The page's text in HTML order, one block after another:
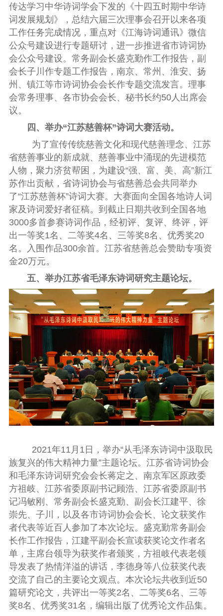
传达学习中华诗词学会下发的《十四五时期中华诗
词发展规划》，总结六届三次理事会召开以来各项
工作任务完成情况，重点对《江海诗词通讯》微信
公众号建设进行专题研讨，进一步推进省市诗词协
会公众号建设。常务副会长盛克勤作工作报告，副
会长子川作专题工作报告，南京、常州、淮安、扬
州、镇江等市诗词协会会长作专题交流发言。理事
会常务理事、各市协会会长、秘书长约50人出席会
议。
四、举办“江苏慈善杯”诗词大赛活动。
为了宣传传统慈善文化和现代慈善理念、江苏
省慈善事业的新成就、慈善事业中涌现的先进模范
人物，聚力济贫帮困，为建设“强、富、美、高”新江
苏作出贡献，省诗词协会与省慈善总会共同举办
了“江苏慈善杯”诗词大赛。大赛面向全国各地诗人词
家及诗词爱好者征稿。 到截止日期共收到全国各地
3000多首参赛诗词作品，经初评、复评、终评，评
出一等奖1名、二等奖4名、三等奖8名、优秀奖20
名。
入围作品300余首。 江苏省慈善总会赞助专项资
金20万元。
五、举办江苏省毛泽东诗词研究主题论坛。
2021年11 月 1 日，举办“从毛泽东诗词中汲取民
族复兴的伟大精神力量”主题论坛。江苏省诗词协会
和毛泽东诗词研究会会长蒋定之、南京军区原政委
方祖岐、江苏省委原副书记顾浩、江苏省委原副书
记冯敏刚、常务副会长盛克勤、副会长江建平、徐
崇先、子川，以及各市诗词协会会长、论文获奖作
者代表等近百人参加了本次论坛。盛克勤常务副会
长作工作报告，江建平副会长宣读获奖论文作者名
单，主席台领导为获奖作者颁奖，方祖岐代表老领
导发表了热情洋溢的讲话，李德身等八位获奖代表
交流了自己的主要论文观点。 本次论坛共收到近50
篇研究论文，共评出一等奖2名 、 二等奖6名 、 三等
奖8名 、 优秀奖31名，编辑出版了优秀论文作品集。